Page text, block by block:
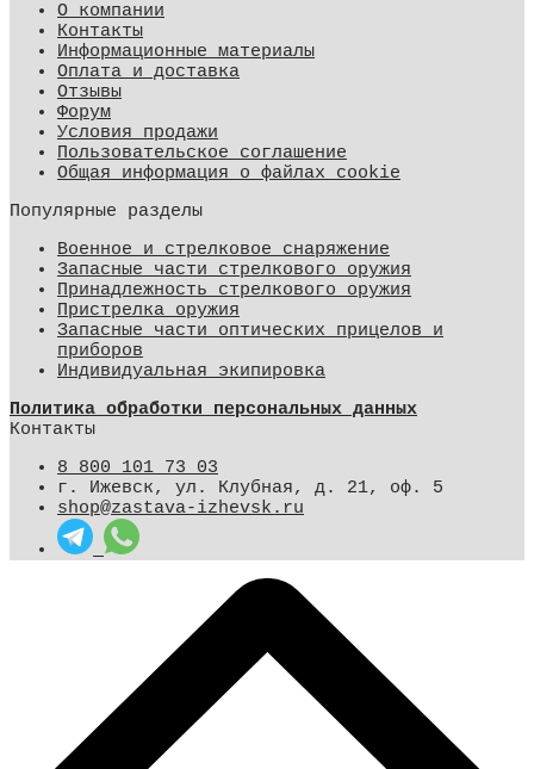
О компании
Контакты
Информационные материалы
Оплата и доставка
Отзывы
Форум
Условия продажи
Пользовательское соглашение
Общая информация о файлах cookie
Популярные разделы
Военное и стрелковое снаряжение
Запасные части стрелкового оружия
Принадлежность стрелкового оружия
Пристрелка оружия
Запасные части оптических прицелов и
приборов
Индивидуальная экипировка
Политика обработки персональных данных
Контакты
8 800 101 73 03
г. Ижевск, ул. Клубная, д. 21, оф. 5
shop@zastava-izhevsk.ru